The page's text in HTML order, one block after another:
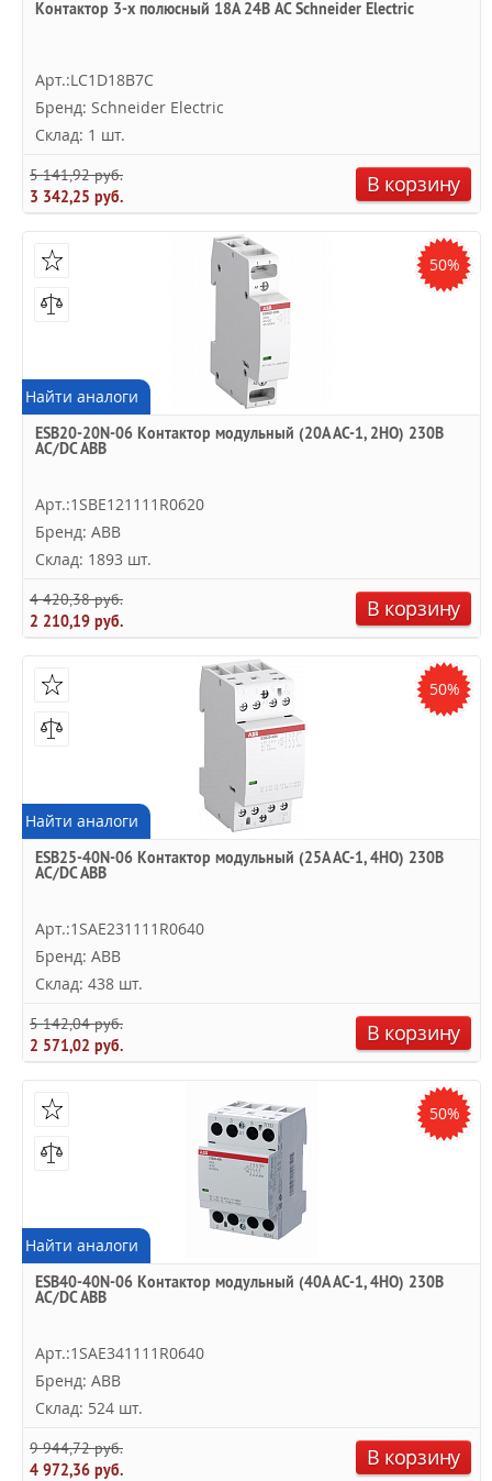
Контактор 3-х полюсный 18A 24В AC Schneider Electric
Арт.:LC1D18B7C
Бренд: Schneider Electric
Склад: 1 шт.
5 141,92 руб.
3 342,25 руб.
В корзину
50%
Найти аналоги
ESB20-20N-06 Контактор модульный (20А АС-1, 2НО) 230В
AC/DC ABB
Арт.:1SBE121111R0620
Бренд: ABB
Склад: 1893 шт.
4 420,38 руб.
2 210,19 руб.
В корзину
50%
Найти аналоги
ESB25-40N-06 Контактор модульный (25А АС-1, 4НО) 230В
AC/DC ABB
Арт.:1SAE231111R0640
Бренд: ABB
Склад: 438 шт.
5 142,04 руб.
2 571,02 руб.
В корзину
50%
Найти аналоги
ESB40-40N-06 Контактор модульный (40А АС-1, 4НО) 230В
AC/DC ABB
Арт.:1SAE341111R0640
Бренд: ABB
Склад: 524 шт.
9 944,72 руб.
4 972,36 руб.
В корзину